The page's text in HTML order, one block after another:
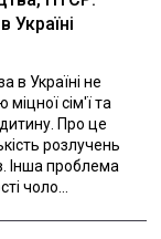
Україні
в Україні не
сім'ї та
Про це
розлучень
Інша проблема
чоло...